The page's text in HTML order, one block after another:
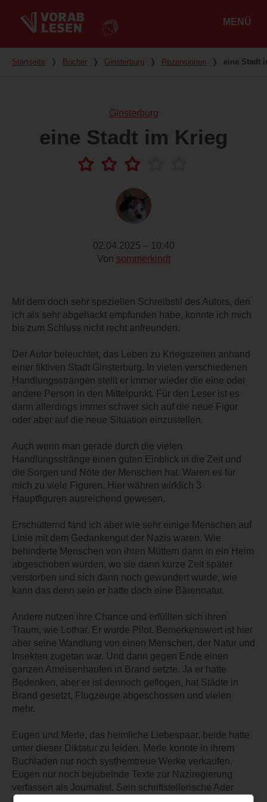
MENÜ
Du bist hier
Startseite ❭ Bücher ❭ Ginsterburg ❭ Rezensionen ❭ eine Stadt
Ginsterburg
eine Stadt im Krieg
02.04.2025 – 10:40
Von sommerkindt
Mit dem doch sehr speziellen Schreibstil des Autors, den
ich als sehr abgehackt empfunden habe, konnte ich mich
bis zum Schluss nicht recht anfreunden.
Der Autor beleuchtet, das Leben zu Kriegszeiten anhand
einer fiktiven Stadt Ginsterburg. In vielen verschiedenen
Handlungssträngen stellt er immer wieder die eine oder
andere Person in den Mittelpunkt. Für den Leser ist es
dann allerdings immer schwer sich auf die neue Figur
oder aber auf die neue Situation einzustellen.
Auch wenn man gerade durch die vielen
Handlungsstränge einen guten Einblick in die Zeit und
die Sorgen und Nöte der Menschen hat. Waren es für
mich zu viele Figuren. Hier währen wirklich 3
Hauptfiguren ausreichend gewesen.
Erschütternd fand ich aber wie sehr einige Menschen auf
Linie mit dem Gedankengut der Nazis waren. Wie
behinderte Menschen von ihren Müttern dann in ein Heim
abgeschoben wurden, wo sie dann kurze Zeit später
verstorben und sich dann noch gewundert wurde, wie
kann das denn sein er hatte doch eine Bärennatur.
Andere nutzen ihre Chance und erfüllten sich ihren
Traum, wie Lothar. Er wurde Pilot. Bemerkenswert ist hier
aber seine Wandlung von einen Menschen, der Natur und
Insekten zugetan war. Und dann gegen Ende einen
ganzen Ameisenhaufen in Brand setzte. Ja er hatte
Bedenken, aber er ist dennoch geflogen, hat Städte in
Brand gesetzt, Flugzeuge abgeschossen und vielen
mehr.
Eugen und Merle, das heimliche Liebespaar, beide hatte
unter dieser Diktatur zu leiden. Merle konnte in ihrem
Buchladen nur noch systhemtreue Werke verkaufen.
Eugen nur noch bejubelnde Texte zur Naziregierung
verfassen als Journalist. Sein schriftstellerische Ader